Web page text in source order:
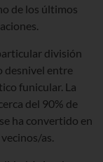
de los últimos
división
desnivel entre
funicular. La
del 90% de
ha convertido en
as.